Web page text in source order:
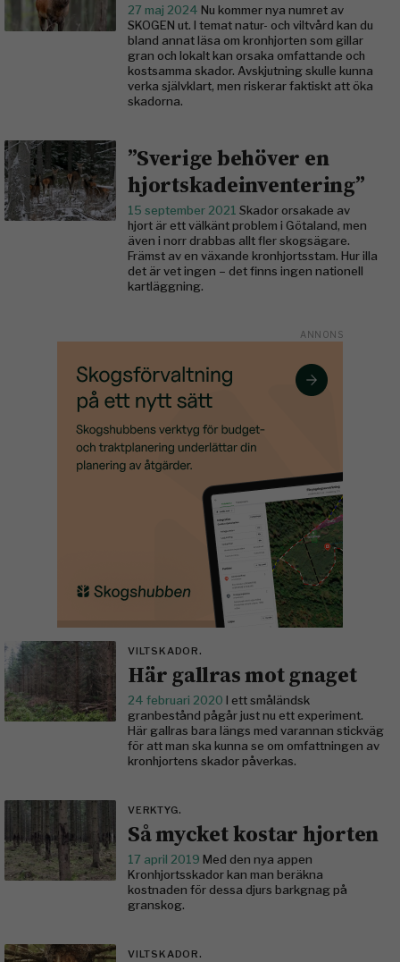
27 maj 2024 Nu kommer nya numret av
SKOGEN ut. I temat natur- och viltvård kan du
bland annat läsa om kronhjorten som gillar
gran och lokalt kan orsaka omfattande och
kostsamma skador. Avskjutning skulle kunna
verka självklart, men riskerar faktiskt att öka
skadorna.
”Sverige behöver en
hjortskadeinventering”
15 september 2021 Skador orsakade av
hjort är ett välkänt problem i Götaland, men
även i norr drabbas allt fler skogsägare.
Främst av en växande kronhjortsstam. Hur illa
det är vet ingen – det finns ingen nationell
kartläggning.
VILTSKADOR.
Här gallras mot gnaget
24 februari 2020 I ett småländsk
granbestånd pågår just nu ett experiment.
Här gallras bara längs med varannan stickväg
för att man ska kunna se om omfattningen av
kronhjortens skador påverkas.
VERKTYG.
Så mycket kostar hjorten
17 april 2019 Med den nya appen
Kronhjortsskador kan man beräkna
kostnaden för dessa djurs barkgnag på
granskog.
VILTSKADOR.